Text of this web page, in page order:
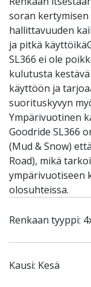
soran
hallittavuuden
ja pitkä
SL366 ei ole
kulutusta
käyttöön ja
suorituskyvyn
Ympärivuotinen
Goodride SL366
(Mud & Snow)
Road), mikä
ympärivuotiseen
olosuhteissa.
Renkaan tyyppi:
Kausi: Kesä